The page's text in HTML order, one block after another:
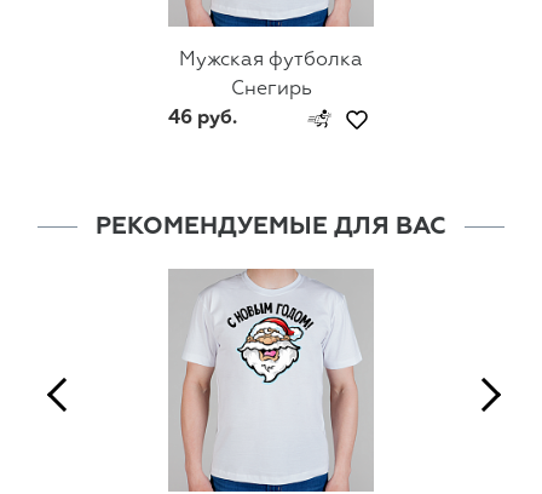
Мужская футболка
Снегирь
46 руб.
РЕКОМЕНДУЕМЫЕ ДЛЯ ВАС